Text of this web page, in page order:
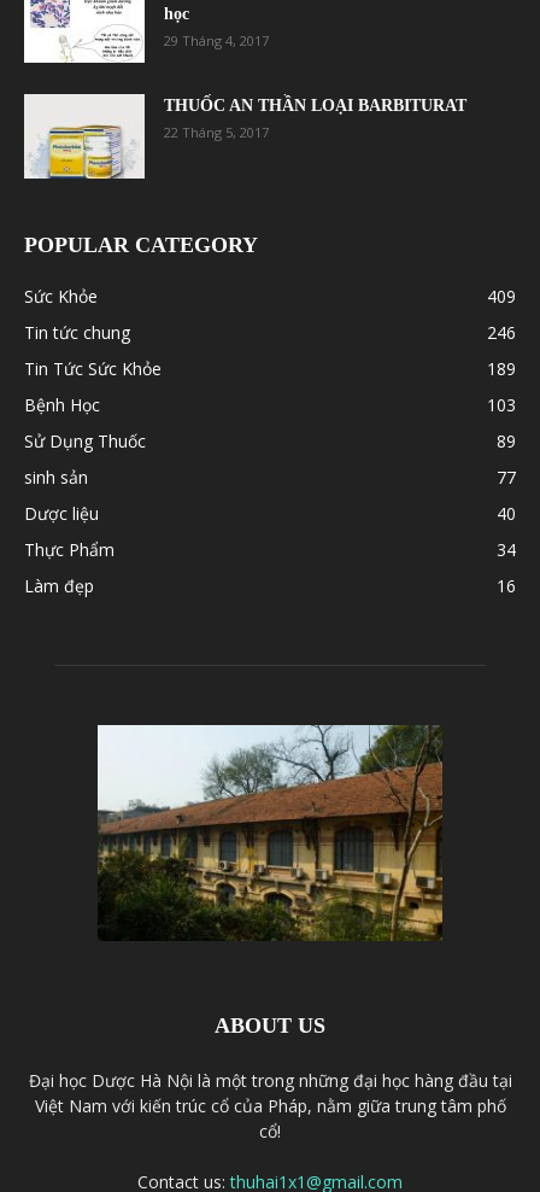
học
29 Tháng 4, 2017
THUỐC AN THẦN LOẠI BARBITURAT
22 Tháng 5, 2017
POPULAR CATEGORY
Sức Khỏe
409
Tin tức chung
246
Tin Tức Sức Khỏe
189
Bệnh Học
103
Sử Dụng Thuốc
89
sinh sản
77
Dược liệu
40
Thực Phẩm
34
Làm đẹp
16
ABOUT US
Đại học Dược Hà Nội là một trong những đại học hàng đầu tại
Việt Nam với kiến trúc cổ của Pháp, nằm giữa trung tâm phố
cổ!
Contact us:thuhai1x1@gmail.com